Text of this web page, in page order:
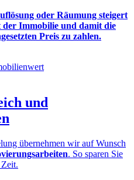
oder Räumung steigert
der Immobilie und damit die
Preis zu zahlen.
und
übernehmen wir auf Wunsch
. So sparen Sie